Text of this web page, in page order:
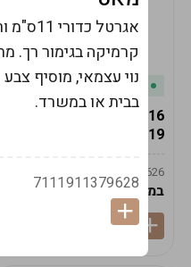
במלאי
19ס"מ -קרם
9009492379626
במארז6
אגרטל
קרמיקה בגימור רך.
נוי עצמאי, מוסיף צבע
בבית או במשרד.
7111911379628